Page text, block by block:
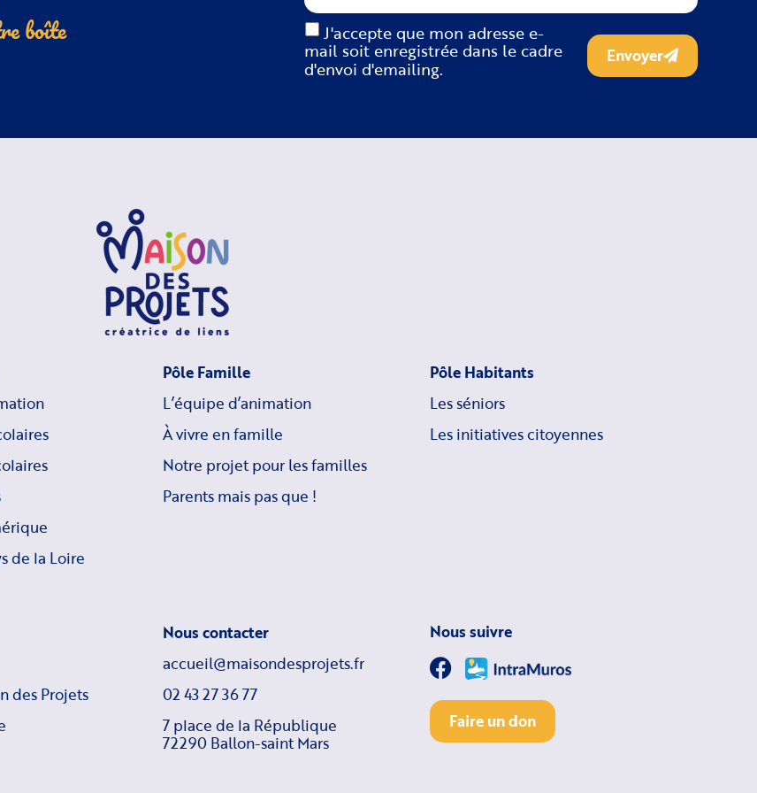
boîte J'accepte que mon adresse e-
mail soit enregistrée dans le cadre
d'envoi d'emailing.
Envoyer
de la Loire
Pôle Famille
L’équipe d’animation
À vivre en famille
Notre projet pour les familles
Parents mais pas que !
Pôle Habitants
Les séniors
Les initiatives citoyennes
des Projets
Nous contacter
accueil@maisondesprojets.fr
02 43 27 36 77
7 place de la République
72290 Ballon-saint Mars
Nous suivre
Faire un don